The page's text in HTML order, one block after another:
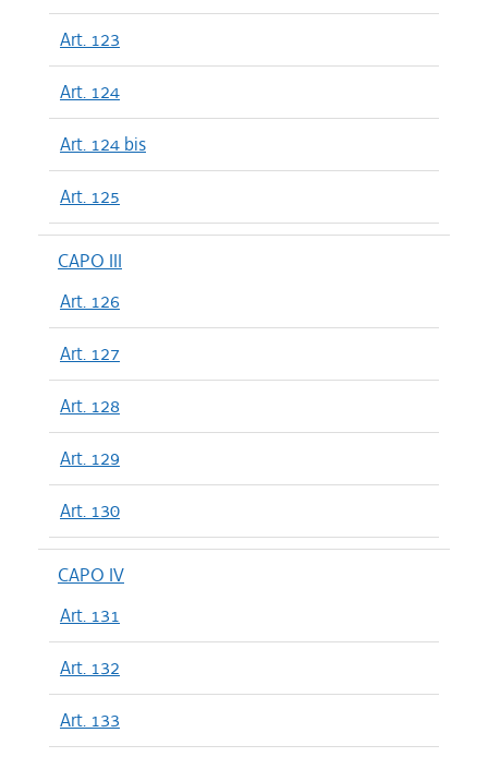
Art. 123
Art. 124
Art. 124 bis
Art. 125
CAPO III
Art. 126
Art. 127
Art. 128
Art. 129
Art. 130
CAPO IV
Art. 131
Art. 132
Art. 133